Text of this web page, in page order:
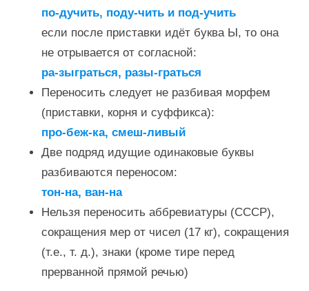
по-дучить, поду-чить и под-учить
если после приставки идёт буква Ы, то она
не отрывается от согласной:
ра-зыграться, разы-граться
Переносить следует не разбивая морфем
(приставки, корня и суффикса):
про-беж-ка, смеш-ливый
Две подряд идущие одинаковые буквы
разбиваются переносом:
тон-на, ван-на
Нельзя переносить аббревиатуры (СССР),
сокращения мер от чисел (17 кг), сокращения
(т.е., т. д.), знаки (кроме тире перед
прерванной прямой речью)